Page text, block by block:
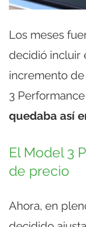
Los meses
decidió incluir
incremento
3
quedaba así
El Model 3
de precio
Ahora, en